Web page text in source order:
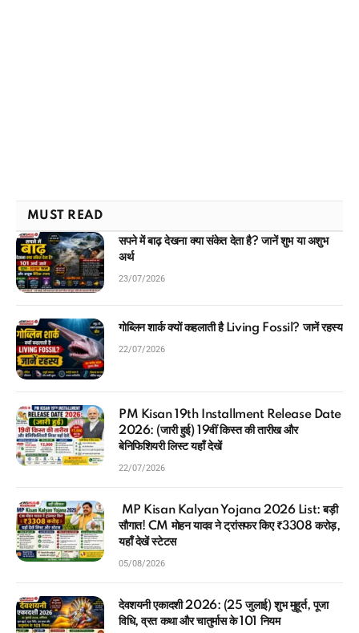
MUST READ
सपने में बाढ़ देखना क्या संकेत देता है? जानें शुभ या अशुभ
अर्थ
23/07/2026
गोब्लिन शार्क क्यों कहलाती है Living Fossil? जानें रहस्य
22/07/2026
PM Kisan 19th Installment Release Date
2026: (जारी हुई) 19वीं किस्त की तारीख और
बेनिफिशियरी लिस्ट यहाँ देखें
22/07/2026
MP Kisan Kalyan Yojana 2026 List: बड़ी
सौगात! CM मोहन यादव ने ट्रांसफर किए ₹3308 करोड़,
यहाँ देखें स्टेटस
05/08/2026
देवशयनी एकादशी 2026: (25 जुलाई) शुभ मुहूर्त, पूजा
विधि, व्रत कथा और चातुर्मास के 101 नियम